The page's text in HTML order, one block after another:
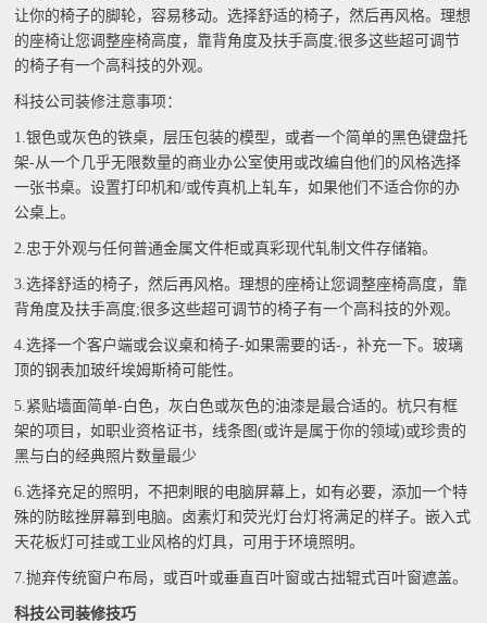
让你的椅子的脚轮，容易移动。选择舒适的椅子，然后再风格。理想
的座椅让您调整座椅高度，靠背角度及扶手高度;很多这些超可调节
的椅子有一个高科技的外观。
科技公司装修注意事项：
1.银色或灰色的铁桌，层压包装的模型，或者一个简单的黑色键盘托
架-从一个几乎无限数量的商业办公室使用或改编自他们的风格选择
一张书桌。设置打印机和/或传真机上轧车，如果他们不适合你的办
公桌上。
2.忠于外观与任何普通金属文件柜或真彩现代轧制文件存储箱。
3.选择舒适的椅子，然后再风格。理想的座椅让您调整座椅高度，靠
背角度及扶手高度;很多这些超可调节的椅子有一个高科技的外观。
4.选择一个客户端或会议桌和椅子-如果需要的话-，补充一下。玻璃
顶的钢表加玻纤埃姆斯椅可能性。
5.紧贴墙面简单-白色，灰白色或灰色的油漆是最合适的。杭只有框
架的项目，如职业资格证书，线条图(或许是属于你的领域)或珍贵的
黑与白的经典照片数量最少
6.选择充足的照明，不把刺眼的电脑屏幕上，如有必要，添加一个特
殊的防眩挫屏幕到电脑。卤素灯和荧光灯台灯将满足的样子。嵌入式
天花板灯可挂或工业风格的灯具，可用于环境照明。
7.抛弃传统窗户布局，或百叶或垂直百叶窗或古拙辊式百叶窗遮盖。
科技公司装修技巧